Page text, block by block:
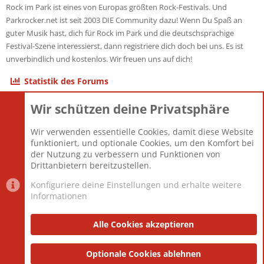
Rock im Park ist eines von Europas größten Rock-Festivals. Und
Parkrocker.net ist seit 2003 DIE Community dazu! Wenn Du Spaß an
guter Musik hast, dich für Rock im Park und die deutschsprachige
Festival-Szene interessierst, dann registriere dich doch bei uns. Es ist
unverbindlich und kostenlos. Wir freuen uns auf dich!
Statistik des Forums
Themen
Mitglieder
12.427
Neuestes Mitglied
Berlin
Datenschutzerklärung Impressum
Community platform by XenForo® © 2010-2025 XenForo Ltd.
Wir schützen deine Privatsphäre
Wir verwenden essentielle Cookies, damit diese Website
funktioniert, und optionale Cookies, um den Komfort bei
der Nutzung zu verbessern und Funktionen von
Drittanbietern bereitzustellen.
Konfiguriere deine Einstellungen und erhalte weitere
Informationen
Alle Cookies akzeptieren
Optionale Cookies ablehnen